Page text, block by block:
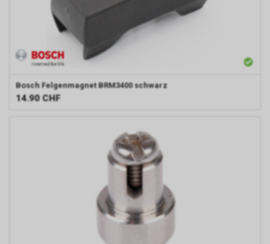
Bosch Felgenmagnet BRM3400 schwarz
14.90 CHF